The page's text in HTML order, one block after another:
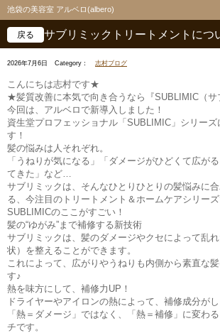
池袋の美容室 アルベロ(albero)
サブリミックトリートメントにつ
戻る
2026年7月6日 Category： 志村ブログ
こんにちは志村です★
★髪質改善に本気で向き合うなら『SUBLIMIC（
今回は、アルベロで新導入しました！
資生堂プロフェッショナル「SUBLIMIC」シリーズ
す！
髪の悩みは人それぞれ。
「うねりが気になる」「ダメージがひどくて広が
てきた」など…
サブリミックは、そんなひとりひとりの髪悩みに
る、今注目のトリートメント＆ホームケアシリーズ
SUBLIMICのここがすごい！
髪の“ゆがみ”まで補修する新技術
サブリミックは、髪のダメージやクセによって乱
状）を整えることができます。
これによって、広がりやうねりも内側から素直な
す♪
熱を味方にして、補修力UP！
ドライヤーやアイロンの熱によって、補修成分がし
「熱＝ダメージ」ではなく、「熱＝補修」に変わ
チです。